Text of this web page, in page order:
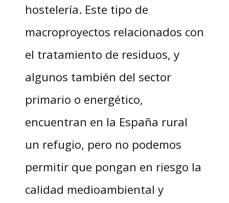
hostelería. Este tipo de
macroproyectos relacionados con
el tratamiento de residuos, y
algunos también del sector
primario o energético,
encuentran en la España rural
un refugio, pero no podemos
permitir que pongan en riesgo la
calidad medioambiental y